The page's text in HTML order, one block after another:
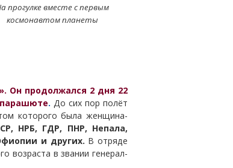
прогулке вместе с первым
космонавтом планеты
Он продолжался 2 дня 22
. До сих пор полёт
которого была женщина-
НРБ, ГДР, ПНР, Непала,
и других. В отряде
возраста в звании генерал-